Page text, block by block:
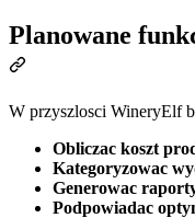
Planowane
W przyszlosci WineryElf
Obliczac koszt
Kategoryzowac
Generowac
Podpowiadac